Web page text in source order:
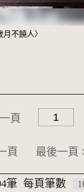
不饒人〉
頁
頁 最後一頁
筆 每頁筆數